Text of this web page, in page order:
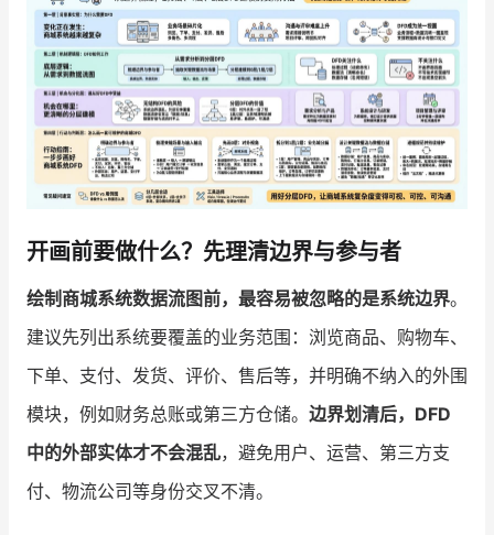
增长俱乐部 有赞商盟
商家社区 社群交流
合作共进
入驻有赞 认证代理商
开画前要做什么？先理清边界与参与者
绘制商城系统数据流图前，最容易被忽略的是系统边界。
建议先列出系统要覆盖的业务范围：浏览商品、购物车、
下单、支付、发货、评价、售后等，并明确不纳入的外围
模块，例如财务总账或第三方仓储。 边界划清后，DFD
中的外部实体才不会混乱，避免用户、运营、第三方支
付、物流公司等身份交叉不清。